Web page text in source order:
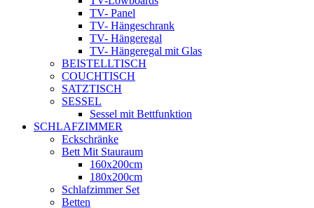
TV- Panel
TV- Hängeschrank
TV- Hängeregal
TV- Hängeregal mit Glas
BEISTELLTISCH
COUCHTISCH
SATZTISCH
SESSEL
Sessel mit Bettfunktion
SCHLAFZIMMER
Eckschränke
Bett Mit Stauraum
160x200cm
180x200cm
Schlafzimmer Set
Betten